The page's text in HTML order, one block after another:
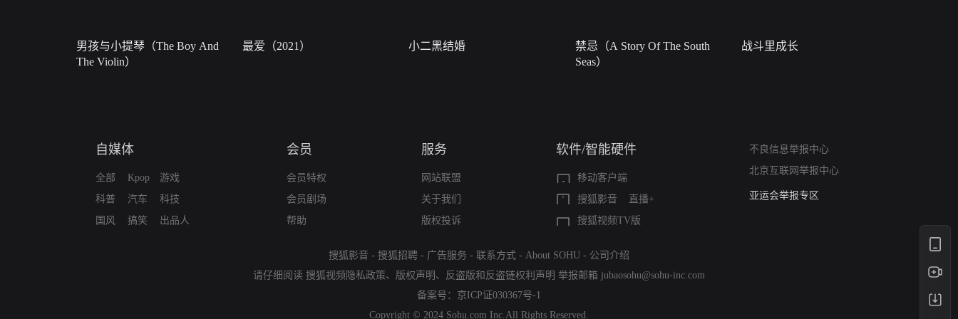
男孩与小提琴（The Boy And
The Violin）
最爱（2021） 小二黑结婚
禁忌（A Story Of The South
Seas）
战斗里成长
自媒体
全部
科普
国风
Kpop
汽车
搞笑
游戏
科技
出品人
会员
会员特权
会员剧场
帮助
服务
网站联盟
关于我们
版权投诉
软件/智能硬件
移动客户端
搜狐影音
直播+
搜狐视频TV版
不良信息举报中心
北京互联网举报中心
算法推荐专项举报
亚运会举报专区
搜狐影音 - 搜狐招聘 - 广告服务 - 联系方式 - About SOHU - 公司介绍
请仔细阅读 搜狐视频隐私政策、 版权声明 、 反盗版和反盗链权利声明 举报邮箱 jubaosohu@sohu-inc.com
备案号： 京ICP证030367号-1
Copyright © 2024 Sohu.com Inc.All Rights Reserved.